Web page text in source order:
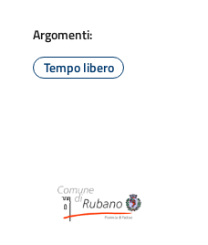
Argomenti:
Tempo libero